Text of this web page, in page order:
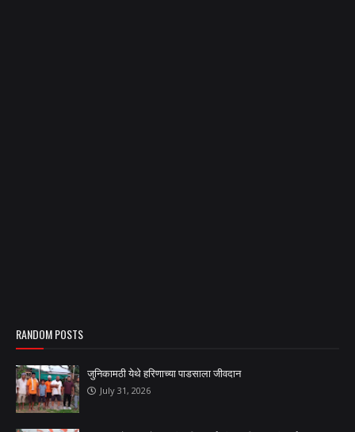
RANDOM POSTS
जुनिकामठी येथे हरिणाच्या पाडसाला जीवदान
July 31, 2026